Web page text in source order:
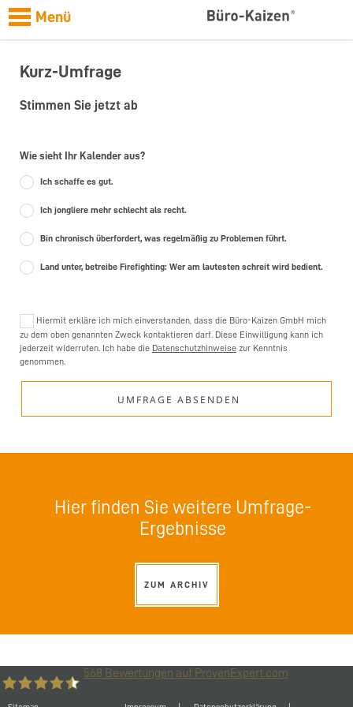
Menü
Kurz-Umfrage
Stimmen Sie jetzt ab
Wie sieht Ihr Kalender aus?
Ich schaffe es gut.
Ich jongliere mehr schlecht als recht.
Bin chronisch überfordert, was regelmäßig zu Problemen führt.
Land unter, betreibe Firefighting: Wer am lautesten schreit wird bedient.
Hiermit erkläre ich mich einverstanden, dass die Büro-Kaizen GmbH mich
zu dem oben genannten Zweck kontaktieren darf. Diese Einwilligung kann ich
jederzeit widerrufen. Ich habe die Datenschutzhinweise zur Kenntnis
genommen.
Hier finden Sie weitere Umfrage-
Ergebnisse
ZUM ARCHIV
568 Bewertungen auf ProvenExpert.com